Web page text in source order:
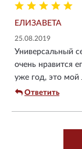
ЕЛИЗАВЕТА
25.08.2019
Универсальный
очень нравится
уже год, это
Ответить